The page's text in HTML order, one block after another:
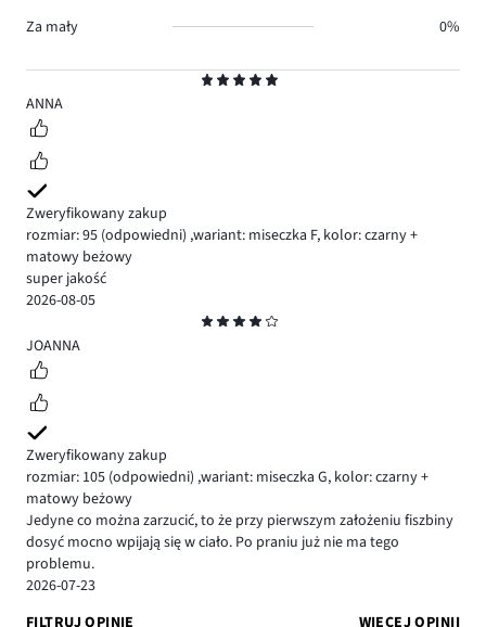
5
ANNA
Zweryfikowany zakup
rozmiar: 95 (odpowiedni) ,wariant: miseczka F, kolor: czarny +
matowy beżowy
super jakość
2026-08-05
4
JOANNA
Zweryfikowany zakup
rozmiar: 105 (odpowiedni) ,wariant: miseczka G, kolor: czarny +
matowy beżowy
Jedyne co można zarzucić, to że przy pierwszym założeniu fiszbiny
dosyć mocno wpijają się w ciało. Po praniu już nie ma tego
problemu.
2026-07-23
Za mały
0%